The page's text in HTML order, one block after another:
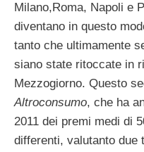
Milano,Roma, Napoli e
diventano in questo
tanto che ultimamente
siano state ritoccate in
Mezzogiorno. Questo
Altroconsumo, che ha
2011 dei premi medi di
differenti, valutanto due